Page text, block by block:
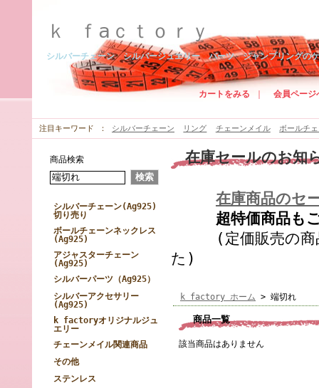
ｋ ｆaｃｔｏｒｙ
シルバーチェーン シルバージュエリー パーツ ジャンプリングの
カートをみる 会員ページ
注目キーワード シルバーチェーン リング チェーンメイル ボールチ
商品検索
シルバーチェーン(Ag925)
切り売り
ボールチェーンネックレス
(Ag925)
アジャスターチェーン
(Ag925)
シルバーパーツ（Ag925）
シルバーアクセサリー
(Ag925)
k factoryオリジナルジュ
エリー
チェーンメイル関連商品
その他
ステンレス
在庫セールのお知
在庫商品のセ
超特価商品もご
(定価販売の商品
た)
k factory ホーム > 端切れ
商品一覧
該当商品はありません